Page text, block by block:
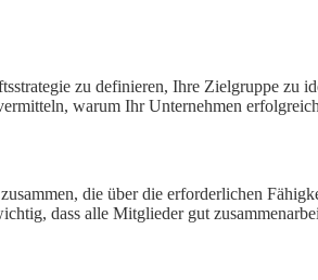
zu definieren, Ihre Zielgruppe zu
warum Ihr Unternehmen
die über die erforderlichen
dass alle Mitglieder gut